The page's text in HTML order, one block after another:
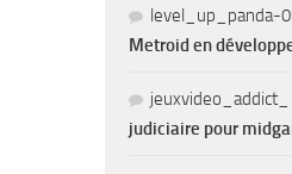
level_up_panda-
Metroid en
jeuxvideo_addict_
judiciaire pour